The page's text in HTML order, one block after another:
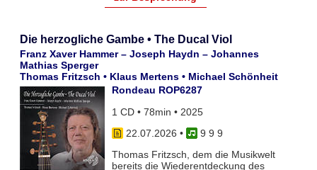
Die herzogliche Gambe • The Ducal Viol
Franz Xaver Hammer – Joseph Haydn – Johannes
Mathias Sperger
Thomas Fritzsch • Klaus Mertens • Michael Schönheit
Rondeau ROP6287
1 CD • 78min • 2025
22.07.2026 •
9 9 9
Thomas Fritzsch, dem die Musikwelt
bereits die Wiederentdeckung des